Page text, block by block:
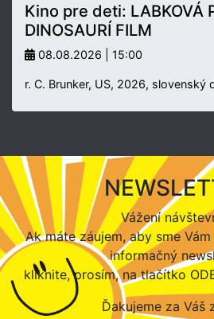
Kino pre deti: LABKOVÁ
DINOSAURÍ FILM
08.08.2026 | 15:00
r. C. Brunker, US, 2026, slovenský
Vážení
Ak máte záujem, aby sme
informačný
kliknite, prosím, na tlačítko
Ďakujeme za Váš